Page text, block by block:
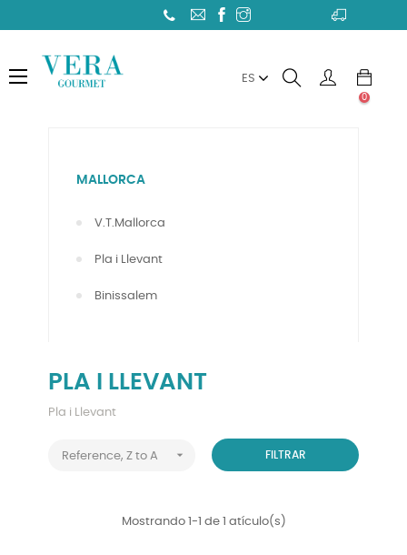
Toggle
☰ ES
0
MALLORCA
V.T.Mallorca
Pla i Llevant
Binissalem
PLA I LLEVANT
Pla i Llevant
Reference, Z to A  FILTRAR
Mostrando 1-1 de 1 atículo(s)